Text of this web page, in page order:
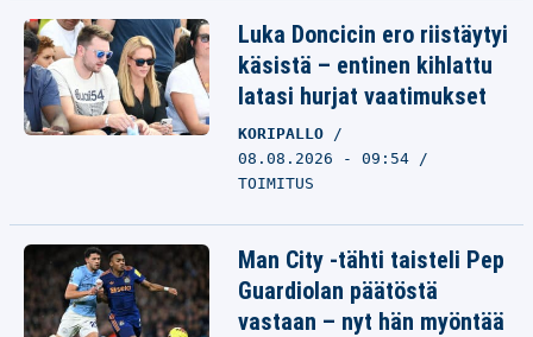
Luka Doncicin ero riistäytyi
käsistä – entinen kihlattu
latasi hurjat vaatimukset
KORIPALLO
08.08.2026 - 09:54
TOIMITUS
Man City -tähti taisteli Pep
Guardiolan päätöstä
vastaan – nyt hän myöntää